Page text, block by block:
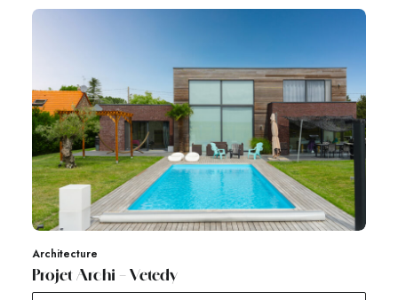
Architecture
Projet Archi – Vetedy